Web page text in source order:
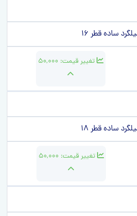
ساده قطر 16
تغییر قیمت: 50,000
ساده قطر 18
تغییر قیمت: 50,000